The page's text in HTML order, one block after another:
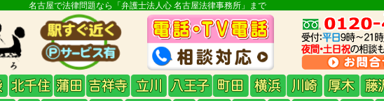
名古屋で法律問題なら「弁護士法人心 名古屋法律事務所」まで